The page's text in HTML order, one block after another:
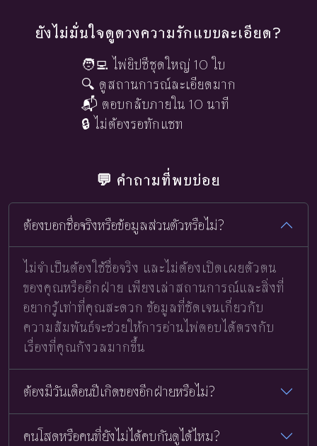
ยังไม่มั่นใจดูดวงความรักแบบละเอียด?
🧑‍💻 ไพ่ยิปซีชุดใหญ่ 10 ใบ
🔍 ดูสถานการณ์ละเอียดมาก
📬 ตอบกลับภายใน 10 นาที
🔒 ไม่ต้องรอทักแชท
💬 คำถามที่พบบ่อย
ต้องบอกชื่อจริงหรือข้อมูลส่วนตัวหรือไม่?
ไม่จำเป็นต้องใช้ชื่อจริง และไม่ต้องเปิดเผยตัวตน
ของคุณหรืออีกฝ่าย เพียงเล่าสถานการณ์และสิ่งที่
อยากรู้เท่าที่คุณสะดวก ข้อมูลที่ชัดเจนเกี่ยวกับ
ความสัมพันธ์จะช่วยให้การอ่านไพ่ตอบได้ตรงกับ
เรื่องที่คุณกังวลมากขึ้น
ต้องมีวันเดือนปีเกิดของอีกฝ่ายหรือไม่?
คนโสดหรือคนที่ยังไม่ได้คบกันดูได้ไหม?